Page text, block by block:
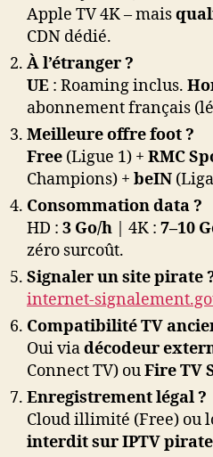
Apple TV 4K – mais
CDN dédié.
À l’étranger ?
UE : Roaming inclus.
abonnement français
Meilleure offre foot ?
Free (Ligue 1) + RMC
Champions) + beIN
Consommation data ?
HD : 3 Go/h | 4K : 7–10
zéro surcoût.
Signaler un site pirate
internet-
Compatibilité TV
Oui viadécodeur
Connect TV) ouFire TV
Enregistrement légal ?
Cloud illimité (Free) ou
interdit sur IPTV pirate